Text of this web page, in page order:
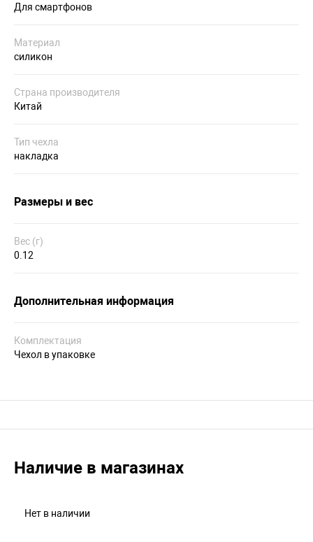
Для смартфонов
Материал
силикон
Страна производителя
Китай
Тип чехла
накладка
Размеры и вес
Вес (г)
0.12
Дополнительная информация
Комплектация
Чехол в упаковке
Наличие в магазинах
Нет в наличии